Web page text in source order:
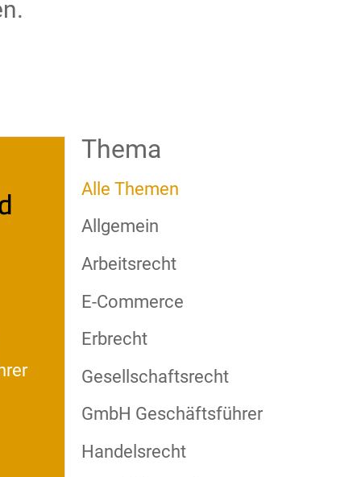
Thema
Alle Themen
Allgemein
Arbeitsrecht
E-Commerce
Erbrecht
Gesellschaftsrecht
GmbH Geschäftsführer
Handelsrecht